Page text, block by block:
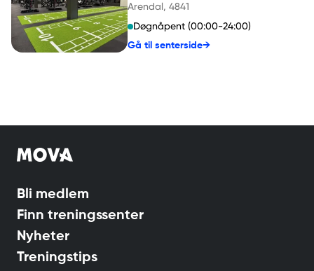
Arendal, 4841
Døgnåpent (00:00-24:00)
Gå til senterside→
Bli medlem
Finn treningssenter
Nyheter
Treningstips